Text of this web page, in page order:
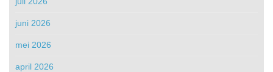
juni 2026
mei 2026
april 2026